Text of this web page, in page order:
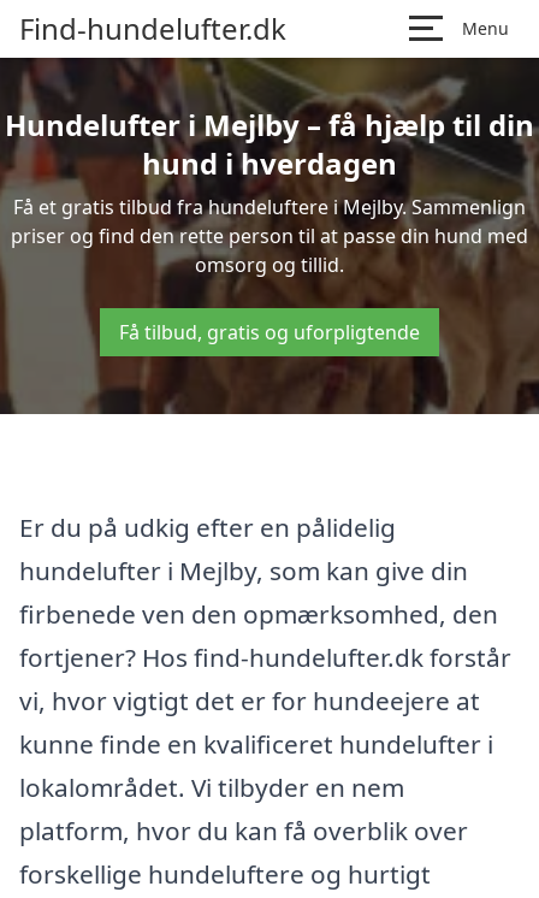
Find-hundelufter.dk Menu
Hundelufter i Mejlby – få hjælp til din
hund i hverdagen
Få et gratis tilbud fra hundeluftere i Mejlby. Sammenlign
priser og find den rette person til at passe din hund med
omsorg og tillid.
Få tilbud, gratis og uforpligtende
Er du på udkig efter en pålidelig
hundelufter i Mejlby, som kan give din
firbenede ven den opmærksomhed, den
fortjener? Hos find-hundelufter.dk forstår
vi, hvor vigtigt det er for hundeejere at
kunne finde en kvalificeret hundelufter i
lokalområdet. Vi tilbyder en nem
platform, hvor du kan få overblik over
forskellige hundeluftere og hurtigt